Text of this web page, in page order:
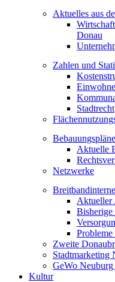
Aktuelles aus
Donau
Zahlen und
Stadtrecht
Bebauungspläne
Aktuelle
Netzwerke
Aktueller
Bisherige
Zweite
Stadtmarketing
GeWo
Kultur